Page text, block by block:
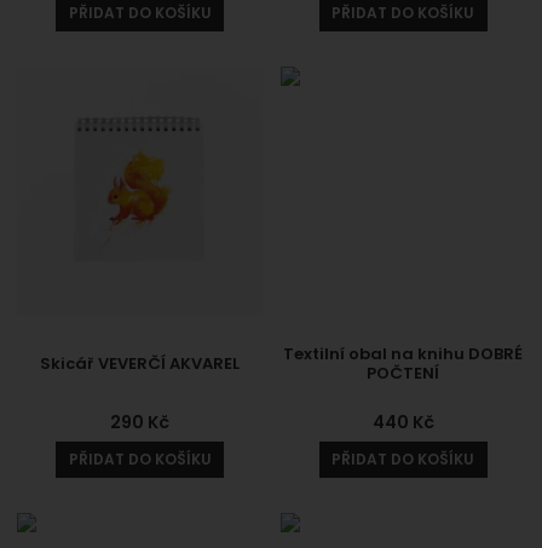
PŘIDAT DO KOŠÍKU PŘIDAT DO KOŠÍKU
Skicář VEVERČÍ AKVAREL
290 Kč
PŘIDAT DO KOŠÍKU
Textilní obal na knihu DOBRÉ
POČTENÍ
440 Kč
PŘIDAT DO KOŠÍKU